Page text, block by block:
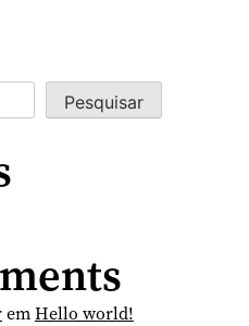
Pesquisar
emHello world!